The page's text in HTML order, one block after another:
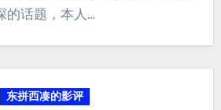
的话题，本人…
东拼西凑的影评